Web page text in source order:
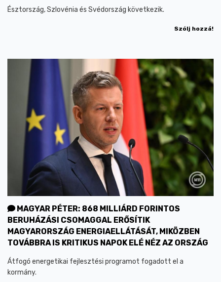
Észtország, Szlovénia és Svédország következik.
Szólj hozzá!
MAGYAR PÉTER: 868 MILLIÁRD FORINTOS
BERUHÁZÁSI CSOMAGGAL ERŐSÍTIK
MAGYARORSZÁG ENERGIAELLÁTÁSÁT, MIKÖZBEN
TOVÁBBRA IS KRITIKUS NAPOK ELÉ NÉZ AZ ORSZÁG
Átfogó energetikai fejlesztési programot fogadott el a
kormány.